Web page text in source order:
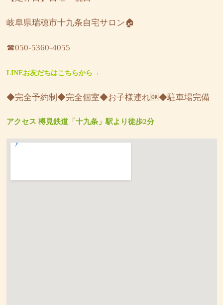
岐阜県瑞穂市十九条自宅サロン🏠
☎︎050-5360-4055
LINEお友だちはこちらから→
◆完全予約制◆完全個室◆お子様連れ🆗◆駐車場完備
アクセス 樽見鉄道「十九条」駅より徒歩2分